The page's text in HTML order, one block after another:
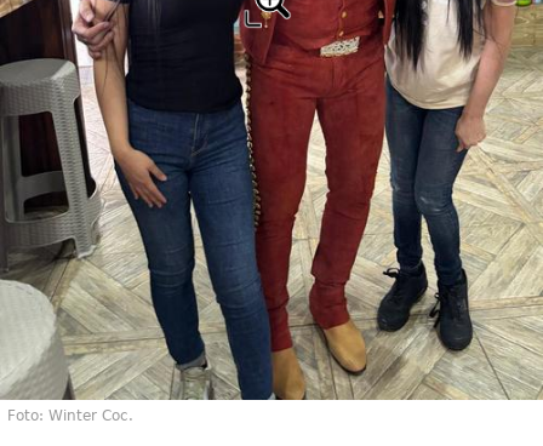
Foto: Winter Coc.